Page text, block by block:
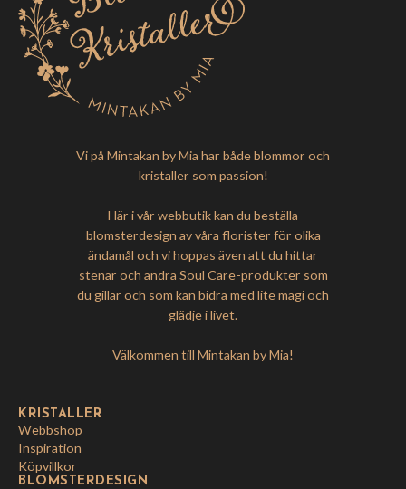
Vi på Mintakan by Mia har både blommor och
kristaller som passion!
Här i vår webbutik kan du beställa
blomsterdesign av våra florister för olika
ändamål och vi hoppas även att du hittar
stenar och andra Soul Care-produkter som
du gillar och som kan bidra med lite magi och
glädje i livet.
Välkommen till Mintakan by Mia!
KRISTALLER
Webbshop
Inspiration
Köpvillkor
BLOMSTERDESIGN